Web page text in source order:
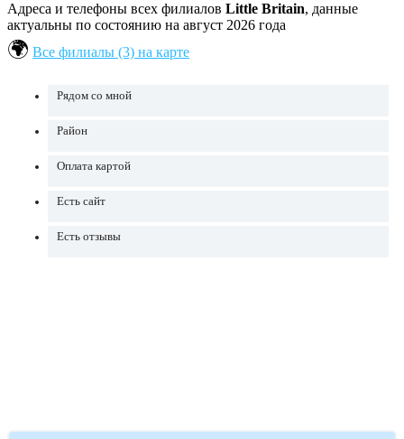
Адреса и телефоны всех филиалов Little Britain, данные
актуальны по состоянию на август 2026 года
Все филиалы (3) на карте
Рядом со мной
Район
Оплата картой
Есть сайт
Есть отзывы